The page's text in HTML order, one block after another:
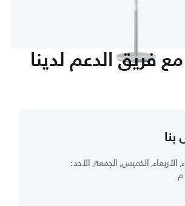
فريق الدعم لدينا
الأربعاء, الخميس, الجمعة, الأحد :